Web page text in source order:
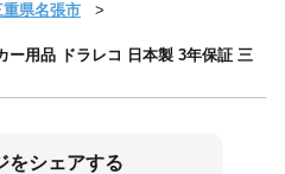
重県名張市
用品 ドラレコ 日本製 3年保証 三
をシェアする